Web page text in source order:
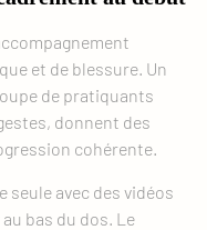
et de blessure. Un
de pratiquants
donnent des
cohérente.
seule avec des vidéos
bas du dos. Le